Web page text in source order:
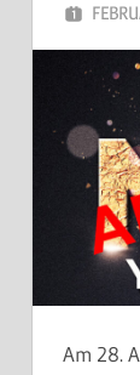
Am 28.